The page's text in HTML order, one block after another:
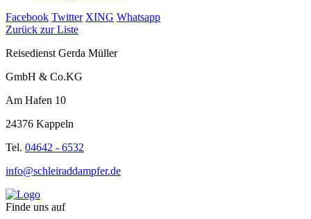
Facebook Twitter XING Whatsapp
Zurück zur Liste
Reisedienst Gerda Müller
GmbH & Co.KG
Am Hafen 10
24376 Kappeln
Tel. 04642 - 6532
info@schleiraddampfer.de
Finde uns auf